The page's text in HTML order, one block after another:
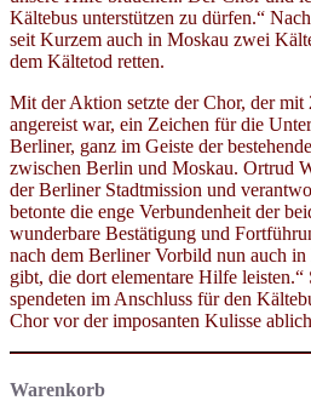
Kältebus unterstützen zu dürfen.“
seit Kurzem auch in Moskau zwei
dem Kältetod retten.
Mit der Aktion setzte der Chor, der
angereist war, ein Zeichen für die
Berliner, ganz im Geiste der
zwischen Berlin und Moskau. Ortrud
der Berliner Stadtmission und
betonte die enge Verbundenheit der
wunderbare Bestätigung und
nach dem Berliner Vorbild nun auch
gibt, die dort elementare Hilfe leisten.“
spendeten im Anschluss für den
Chor vor der imposanten Kulisse
Warenkorb